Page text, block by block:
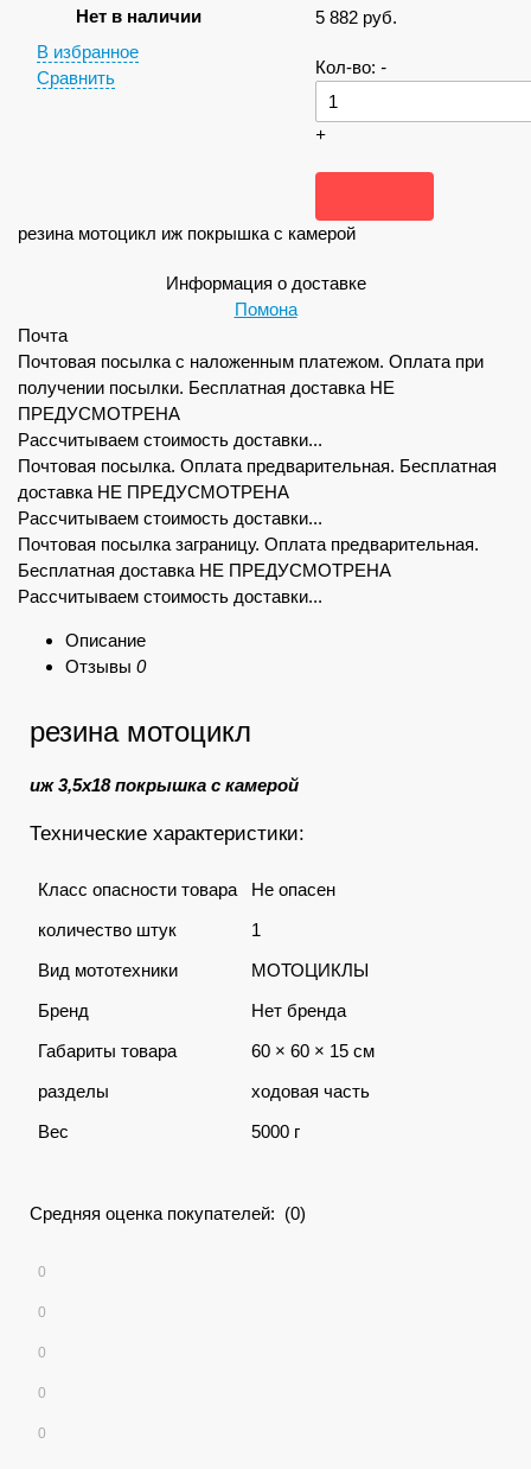
Нет в наличии
В избранное
Сравнить
5 882 руб.
Кол-во: -
+
резина мотоцикл иж покрышка с камерой
Информация о доставке
Помона
Почта
Почтовая посылка с наложенным платежом. Оплата при
получении посылки. Бесплатная доставка НЕ
ПРЕДУСМОТРЕНА
Рассчитываем стоимость доставки...
Почтовая посылка. Оплата предварительная. Бесплатная
доставка НЕ ПРЕДУСМОТРЕНА
Рассчитываем стоимость доставки...
Почтовая посылка заграницу. Оплата предварительная.
Бесплатная доставка НЕ ПРЕДУСМОТРЕНА
Рассчитываем стоимость доставки...
Описание
Отзывы 0
резина мотоцикл
иж 3,5х18 покрышка с камерой
Технические характеристики:
Класс опасности товара
Не опасен
количество штук
1
Вид мототехники
МОТОЦИКЛЫ
Бренд
Нет бренда
Габариты товара
60 × 60 × 15 см
разделы
ходовая часть
Вес
5000 г
Средняя оценка покупателей: (0)
0
0
0
0
0